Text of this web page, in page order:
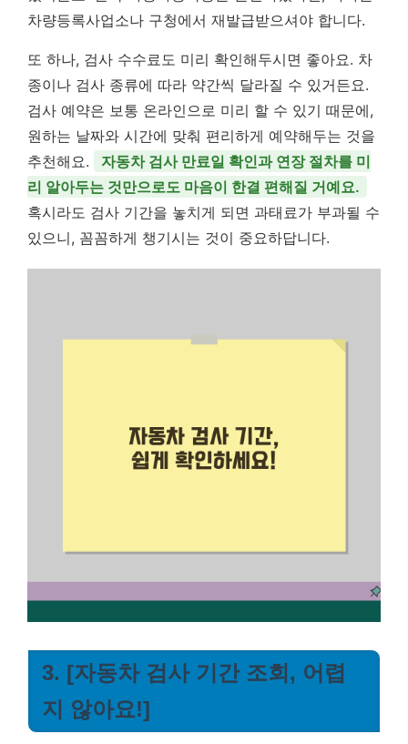
차량등록사업소나 구청에서 재발급받으셔야 합니다.
또 하나, 검사 수수료도 미리 확인해두시면 좋아요. 차
종이나 검사 종류에 따라 약간씩 달라질 수 있거든요.
검사 예약은 보통 온라인으로 미리 할 수 있기 때문에,
원하는 날짜와 시간에 맞춰 편리하게 예약해두는 것을
추천해요.
자동차 검사 만료일 확인과 연장 절차를 미
리 알아두는 것만으로도 마음이 한결 편해질 거예요.
혹시라도 검사 기간을 놓치게 되면 과태료가 부과될 수
있으니, 꼼꼼하게 챙기시는 것이 중요하답니다.
3. [자동차 검사 기간 조회, 어렵
지 않아요!]